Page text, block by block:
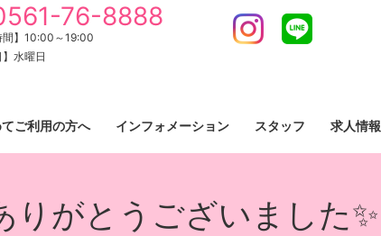
76-8888
間】10:00～19:00
】水曜日
Instagram
ご利用の方へ インフォメーション スタッフ 求人情報
りがとうございました✨